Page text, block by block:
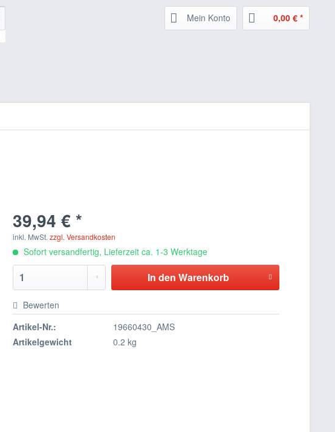
Mein Konto 0,00 € *
39,94 € *
inkl. MwSt.zzgl. Versandkosten
Sofort versandfertig, Lieferzeit ca. 1-3 Werktage
In den Warenkorb
Bewerten
Artikel-Nr.:
19660430_AMS
Artikelgewicht
0.2 kg